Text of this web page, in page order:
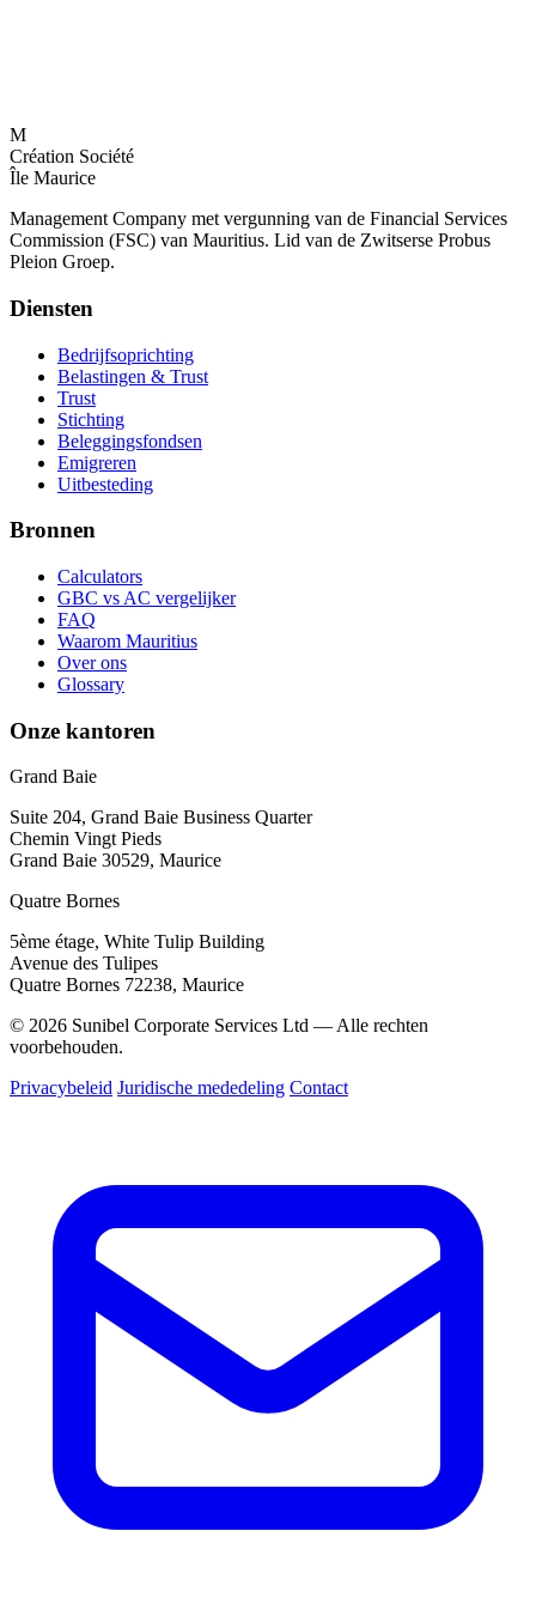
M
Création Société
Île Maurice
Management Company met vergunning van de Financial Services
Commission (FSC) van Mauritius. Lid van de Zwitserse Probus
Pleion Groep.
Diensten
Bedrijfsoprichting
Belastingen & Trust
Trust
Stichting
Beleggingsfondsen
Emigreren
Uitbesteding
Bronnen
Calculators
GBC vs AC vergelijker
FAQ
Waarom Mauritius
Over ons
Glossary
Onze kantoren
Grand Baie
Suite 204, Grand Baie Business Quarter
Chemin Vingt Pieds
Grand Baie 30529, Maurice
Quatre Bornes
5ème étage, White Tulip Building
Avenue des Tulipes
Quatre Bornes 72238, Maurice
© 2026 Sunibel Corporate Services Ltd — Alle rechten
voorbehouden.
Privacybeleid Juridische mededeling Contact